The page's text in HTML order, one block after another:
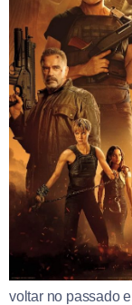
voltar no passado